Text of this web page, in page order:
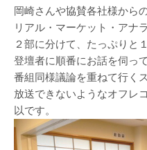
岡崎さんや協賛各社様から
リアル・マーケット・アナ
２部に分けて、たっぷりと
登壇者に順番にお話を伺っ
番組同様議論を重ねて行く
放送できないようなオフレ
以です。